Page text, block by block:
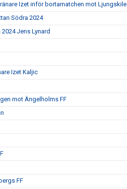
Izet inför bortamatchen mot Ljungskile
Södra 2024
Jens Lynard
Izet Kaljic
mot Ängelholms FF
FF